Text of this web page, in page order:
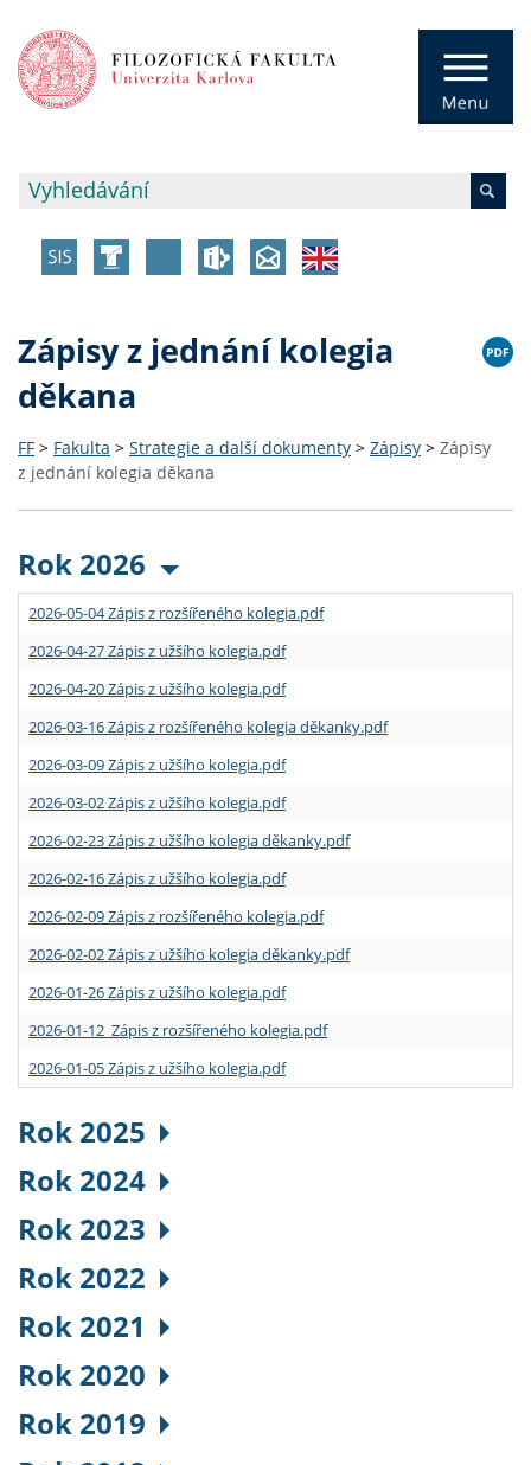
Zápisy z jednání kolegia
děkana
FF > Fakulta > Strategie a další dokumenty > Zápisy > Zápisy
z jednání kolegia děkana
Rok 2026
2026-05-04 Zápis z rozšířeného kolegia.pdf
2026-04-27 Zápis z užšího kolegia.pdf
2026-04-20 Zápis z užšího kolegia.pdf
2026-03-16 Zápis z rozšířeného kolegia děkanky.pdf
2026-03-09 Zápis z užšího kolegia.pdf
2026-03-02 Zápis z užšího kolegia.pdf
2026-02-23 Zápis z užšího kolegia děkanky.pdf
2026-02-16 Zápis z užšího kolegia.pdf
2026-02-09 Zápis z rozšířeného kolegia.pdf
2026-02-02 Zápis z užšího kolegia děkanky.pdf
2026-01-26 Zápis z užšího kolegia.pdf
2026-01-12 Zápis z rozšířeného kolegia.pdf
2026-01-05 Zápis z užšího kolegia.pdf
Rok 2025
Rok 2024
Rok 2023
Rok 2022
Rok 2021
Rok 2020
Rok 2019